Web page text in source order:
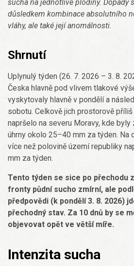
sucha na jednotlivé plodiny. Dopady
důsledkem kombinace absolutního
vláhy, ale také její anomálnosti.
Shrnutí
Uplynulý týden (26. 7. 2026 – 3. 8.
Česka hlavně pod vlivem tlakové
vyskytovaly hlavně v pondělí a
sobotu. Celkově jich prostorově
napršelo na severu Moravy, kde byly
úhrny okolo 25–40 mm za týden. Na
více než polovině území republiky
mm za týden.
Tento týden se sice po přechodu
fronty půdní sucho zmírní, ale
předpovědi (k pondělí 3. 8. 2026)
přechodný stav. Za 10 dnů by se
objevovat opět ve větší míře.
Intenzita sucha